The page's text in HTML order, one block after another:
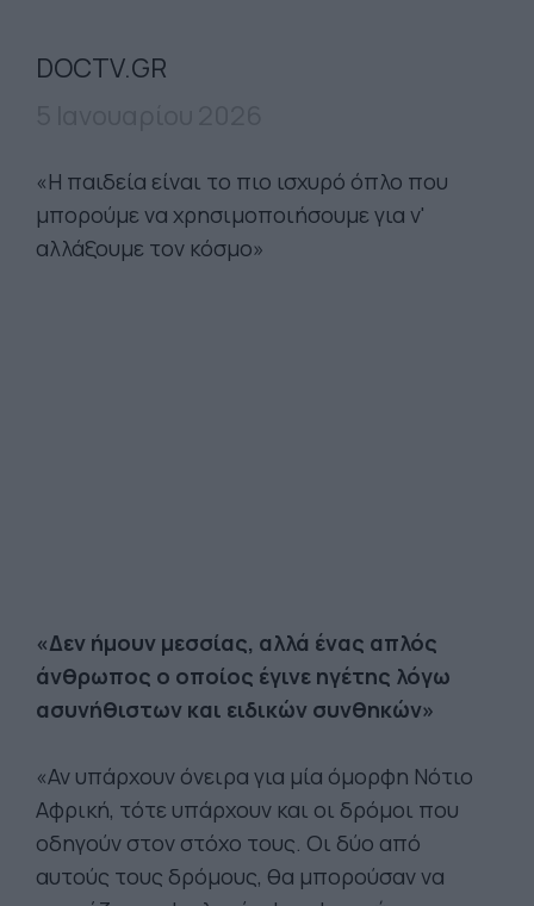
DOCTV.GR
«Η παιδεία είναι το πιο ισχυρό όπλο που
μπορούμε να χρησιμοποιήσουμε για ν'
αλλάξουμε τον κόσμο»
«Δεν ήμουν μεσσίας, αλλά ένας απλός
άνθρωπος ο οποίος έγινε ηγέτης λόγω
ασυνήθιστων και ειδικών συνθηκών»
«Αν υπάρχουν όνειρα για μία όμορφη Νότιο
Αφρική, τότε υπάρχουν και οι δρόμοι που
οδηγούν στον στόχο τους. Οι δύο από
αυτούς τους δρόμους, θα μπορούσαν να